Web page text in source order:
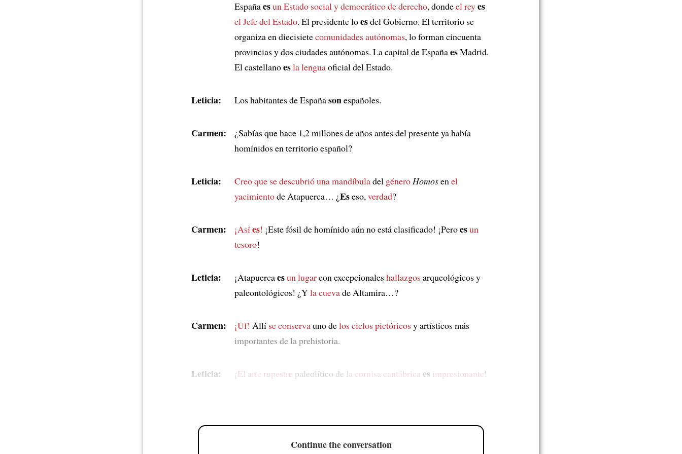
Españaesun Estado social y democrático de derecho, dondeel reyes
el Jefe del Estado. El presidente loesdel Gobierno. El territorio se
organiza en diecisietecomunidades autónomas, lo forman cincuenta
provincias y dos ciudades autónomas. La capital de EspañaesMadrid.
El castellanoesla lenguaoficial del Estado.
Leticia: Los habitantes de Españasonespañoles.
Carmen:
¿Sabías que hace 1,2 millones de años antes del presente ya había
homínidos en territorio español?
Leticia: Creo que se descubrióuna mandíbuladel género Homosen el
yacimientode Atapuerca… ¿Eseso, verdad?
Carmen: ¡Asíes! ¡Este fósil de homínido aún no está clasificado! ¡Peroesun
tesoro!
Leticia: ¡Atapuercaesun lugarcon excepcionaleshallazgosarqueológicos y
paleontológicos! ¿Yla cuevade Altamira…?
Carmen: ¡Uf! Allí se conservauno delos ciclos pictóricosy artísticos más
importantes de la prehistoria.
Leticia: ¡El arte rupestre paleolítico de la cornisa cantábrica es impresionante!
Continue the conversation